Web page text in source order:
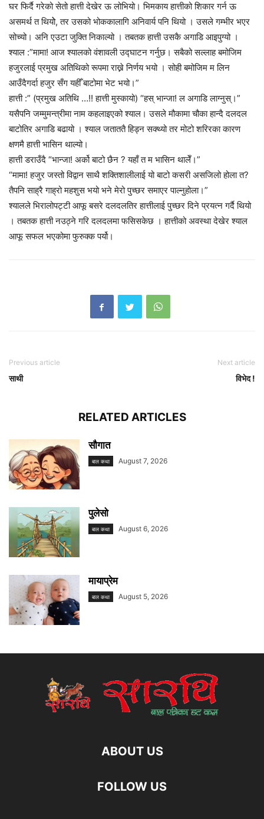
घर फिर्दै गरेको सेतो हात्ती देखेर ऊ लोभियो। भिमकाय हात्तीको शिकार गर्न ऊ
असमर्थ त थियोे, तर उसको भोककालागि अनिवार्य पनि थियो । उसले गम्भीर भएर
सोच्यो। अनि एउटा जुक्ति निकाल्यो । तबतक हात्ती उसकै अगाडि आइपुग्यो ।
श्याल :”मामा! आज श्यालको वंशावली उद्घाटन गर्नुछ। सबैको सल्लाह बमोजिम
हजुरलाई प्रमुख अतिथिको रूपमा राख्ने निर्णय भयो । सोही बमोजिम म लिन
आउँदैगर्दा हजुर सँग यहीँ बाटोमा भेट भयो।”
हात्ती :” (प्रमुख अतिथि …!! हात्ती मुस्कायो) “हस् भान्जा! ल अगाडि लाग्नुस्।”
यसैपनि जम्मुमन्त्रीमा नाम कहलाइएको श्याल। उसले मौकामा चौका हान्दै दलदल
बाटोतिर अगाडि बढायो । श्याल जताततै हिड्न सक्थ्यो तर मोटो शरिरका कारण
क्षणमै हात्ती भासिन थाल्यो।
हात्ती डराउँदै “भान्जा! अर्को बाटो छैन ? यहाँ त म भासिन थालेँ।”
“मामा! हजुर जस्तो विद्वान साथै शक्तिशालीलाई यो बाटो कसरी असजिलो होला त?
तैपनि साह्रै गाह्रो महशुस भयो भने मेरो पुच्छर समाएर पाल्नुहोला।”
श्यालले भिरालोपट्टी आफू बसरे दलदलतिर हात्तीलाई पुच्छर दिने प्रयत्न गर्दै थियो
। तबतक हात्ती नउठ्ने गरि दलदलमा फसिसकेछ । हात्तीको अवस्था देखेर श्याल
आफू सफल भएकोमा फुरुक्क पर्यो।
Previous article
साथी
Next article
विभेद !
RELATED ARTICLES
सौगात
बाल कथा August 7, 2026
पुलेसो
बाल कथा August 6, 2026
मायाप्रेम
बाल कथा August 5, 2026
ABOUT US
FOLLOW US